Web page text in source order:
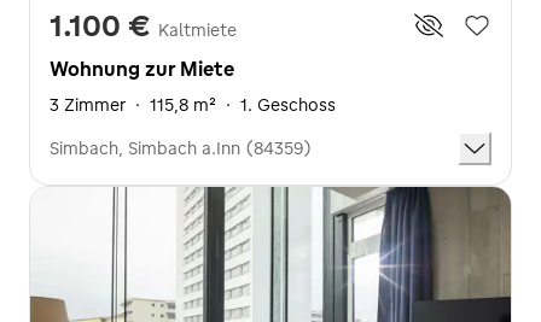
1.100 € Kaltmiete
Wohnung zur Miete
3 Zimmer · 115,8 m² · 1. Geschoss
Simbach, Simbach a.Inn (84359)